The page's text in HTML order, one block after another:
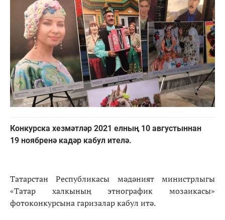
Конкурска хезмәтләр 2021 елның 10 августыннан
19 ноябренә кадәр кабул ителә.
Татарстан Республикасы мәдәният министрлыгы
«Татар халкының этнографик мозаикасы»
фотоконкурсына гаризалар кабул итә.